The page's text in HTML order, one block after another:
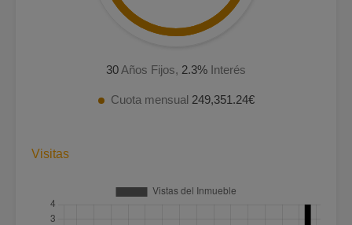
30Años Fijos, 2.3% Interés
Cuota mensual 249,351.24€
Visitas